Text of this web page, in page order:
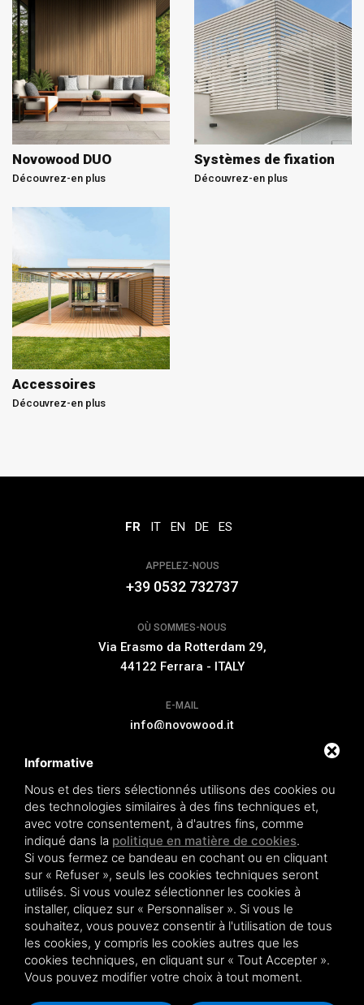
Novowood DUO
Découvrez-en plus
Systèmes de fixation
Découvrez-en plus
Accessoires
Découvrez-en plus
FR IT EN DE ES
APPELEZ-NOUS
+39 0532 732737
OÙ SOMMES-NOUS
Via Erasmo da Rotterdam 29,
44122 Ferrara - ITALY
E-MAIL
info@novowood.it
Novowood by Iperwood srl - Società Benefit a socio unico p.iva.
01550900383
Conditions de vente |Privacy policy |Sitemap
de Google .
Informative
Nous et des tiers sélectionnés utilisons des cookies ou
des technologies similaires à des fins techniques et,
avec votre consentement, à d'autres fins, comme
indiqué dans la politique en matière de cookies.
Si vous fermez ce bandeau en cochant ou en cliquant
sur « Refuser », seuls les cookies techniques seront
utilisés. Si vous voulez sélectionner les cookies à
installer, cliquez sur « Personnaliser ». Si vous le
souhaitez, vous pouvez consentir à l'utilisation de tous
les cookies, y compris les cookies autres que les
cookies techniques, en cliquant sur « Tout Accepter ».
Vous pouvez modifier votre choix à tout moment.